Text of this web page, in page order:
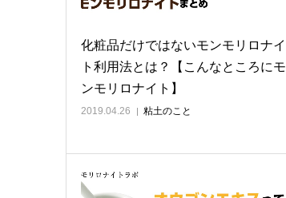
化粧品だけではないモンモリロナイ
ト利用法とは？【こんなところにモ
ンモリロナイト】
2019.04.26 粘土のこと